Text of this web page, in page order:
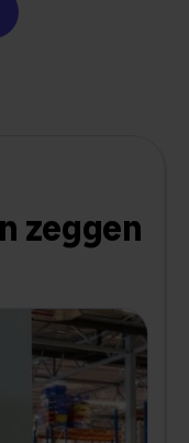
zeggen